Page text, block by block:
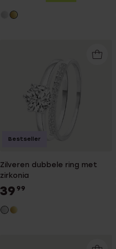
Zilveren dubbele ring met
zirkonia
39 99
Bestseller